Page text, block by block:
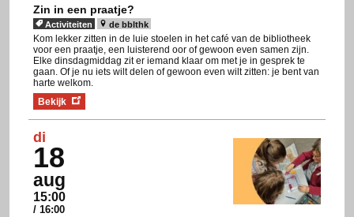
Zin in een praatje?
Activiteiten de bblthk
Kom lekker zitten in de luie stoelen in het café van de bibliotheek
voor een praatje, een luisterend oor of gewoon even samen zijn.
Elke dinsdagmiddag zit er iemand klaar om met je in gesprek te
gaan. Of je nu iets wilt delen of gewoon even wilt zitten: je bent van
harte welkom.
Bekijk
di
18
aug
15:00
/ 16:00